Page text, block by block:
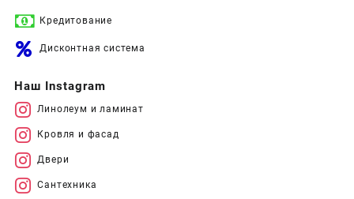
Кредитование
Дисконтная система
Наш Instagram
Линолеум и ламинат
Кровля и фасад
Двери
Сантехника